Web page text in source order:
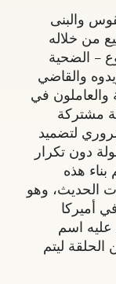
والبنى
من خلاله
– الضحية
والقاضي
والعاملون في
مشتركة
لتضميد
دون تكرار
هذه
الحديث، وهو
أميركا
اسم
ليتم